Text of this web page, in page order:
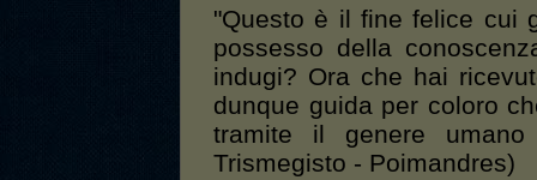
"Questo è il fine felice cui
possesso della
indugi? Ora che hai
dunque guida per coloro
tramite il genere
Trismegisto - Poimandres)